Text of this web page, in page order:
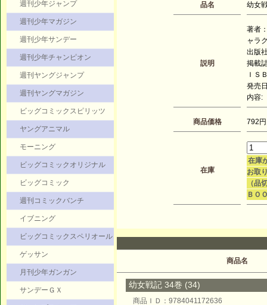
週刊少年ジャンプ
週刊少年マガジン
週刊少年サンデー
週刊少年チャンピオン
週刊ヤングジャンプ
週刊ヤングマガジン
ビッグコミックスピリッツ
ヤングアニマル
モーニング
ビッグコミックオリジナル
ビッグコミック
週刊コミックバンチ
イブニング
ビッグコミックスペリオール
ゲッサン
月刊少年ガンガン
サンデーＧＸ
品名 幼女
説明
著者
ャラ
出版
掲載
ＩＳ
発売
内容:
商品価格 792円
在庫
在庫
お取
（品
ＢＯ
商品名
幼女戦記 34巻 (34)
商品ＩＤ：9784041172636